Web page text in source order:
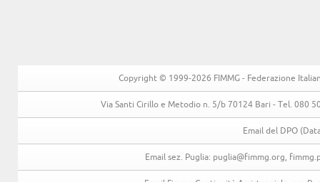
Copyright © 1999-2026 FIMMG - Federazione
Via Santi Cirillo e Metodio n. 5/b 70124 Bari - Tel. 080
Email del DPO
Email sez. Puglia: puglia@fimmg.org,